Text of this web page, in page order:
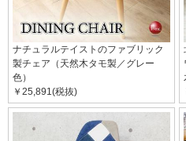
ナチュラルテイストのファブリック
製チェア（天然木タモ製／グレー
色）
￥25,891(税抜)